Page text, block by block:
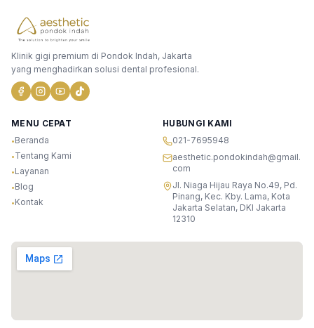
Klinik gigi premium di Pondok Indah, Jakarta
yang menghadirkan solusi dental profesional.
MENU CEPAT
•Beranda
•Tentang Kami
•Layanan
•Blog
•Kontak
HUBUNGI KAMI
021-7695948
aesthetic.pondokindah@gmail.
com
Jl. Niaga Hijau Raya No.49, Pd.
Pinang, Kec. Kby. Lama, Kota
Jakarta Selatan, DKI Jakarta
12310